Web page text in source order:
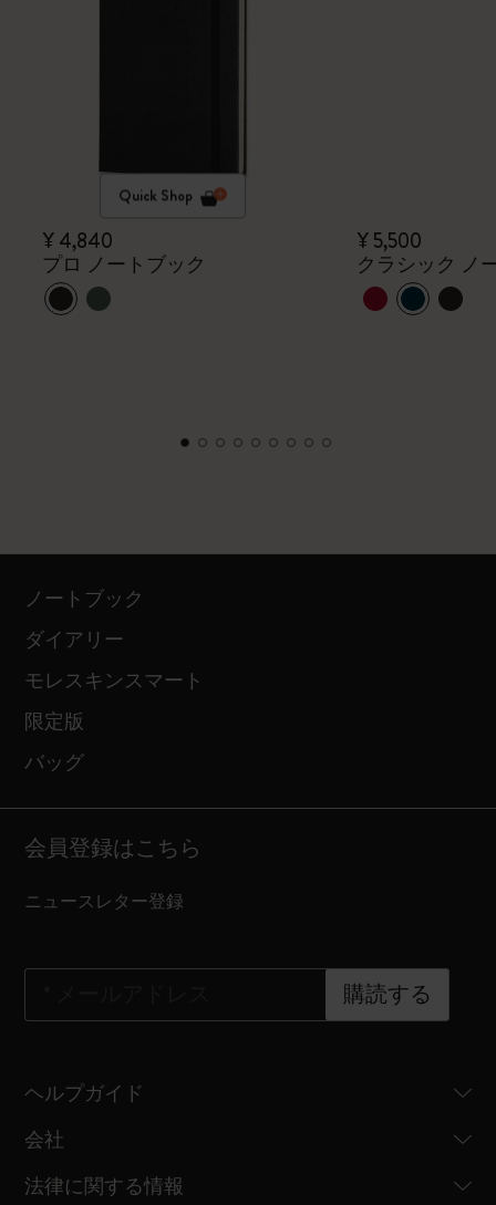
Quick Shop
¥ 4,840
プロ ノートブック
¥ 5,500
クラシック ノ
ノートブック
ダイアリー
モレスキンスマート
限定版
バッグ
会員登録はこちら
ニュースレター登録
購読する
ヘルプガイド
会社
法律に関する情報